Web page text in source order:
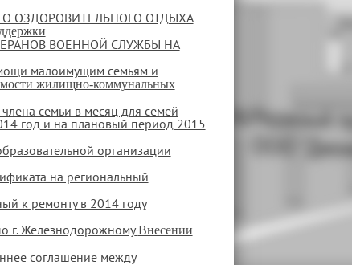
ОЗДОРОВИТЕЛЬНОГО ОТДЫХА
ВОЕННОЙ СЛУЖБЫ НА
малоимущим семьям и
жилищно-коммунальных
семьи в месяц для семей
год и на плановый период 2015
организации
на региональный
к ремонту в 2014 году
г. Железнодорожному Внесении
соглашение между